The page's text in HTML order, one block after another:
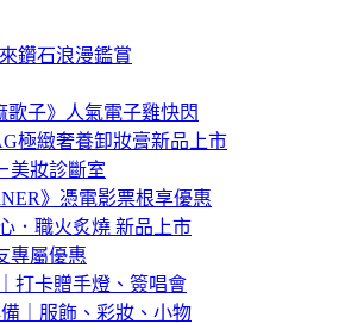
鑽石浪漫鑑賞
歌子》人氣電子雞快閃
極緻奢養卸妝膏新品上市
美妝診斷室
》憑電影票根享優惠
．職火炙燒 新品上市
專屬優惠
打卡贈手燈、簽唱會
｜服飾、彩妝、小物